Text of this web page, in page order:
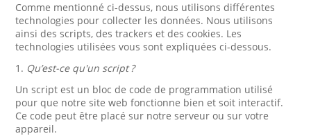
Comme mentionné ci-dessus, nous utilisons différentes
technologies pour collecter les données. Nous utilisons
ainsi des scripts, des trackers et des cookies. Les
technologies utilisées vous sont expliquées ci-dessous.
1. Qu’est-ce qu'un script ?
Un script est un bloc de code de programmation utilisé
pour que notre site web fonctionne bien et soit interactif.
Ce code peut être placé sur notre serveur ou sur votre
appareil.